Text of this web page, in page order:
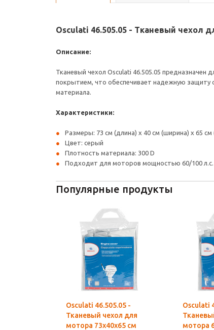
Osculati 46.505.05 - Тканевый чехол
Описание:
Тканевый чехол Osculati 46.505.05
покрытием, что обеспечивает надежную защиту
материала.
Характеристики:
Размеры: 73 см (длина) x 40 см (ширина) x 65 см
Цвет: серый
Плотность материала: 300 D
Подходит для моторов мощностью 60/100 л.с.
Популярные продукты
Osculati 46.505.05 -
Тканевый чехол для
мотора 73x40x65 см
Osculati
мотора